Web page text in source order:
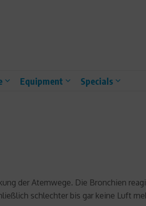
Equipment Specials
der Atemwege. Die Bronchien
schlechter bis gar keine Luft